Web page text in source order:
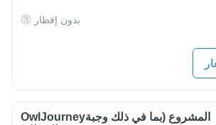
بدون إفطار
OwlJourneyالمشروع (بما في ذلك وجبة